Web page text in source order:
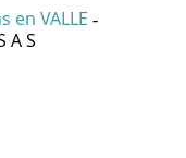
en VALLE -
A S